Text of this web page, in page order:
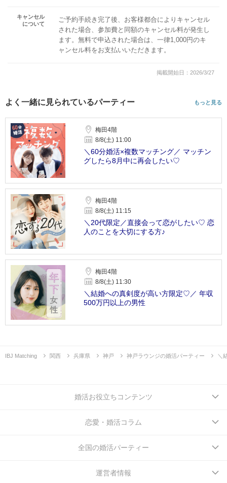
キャンセル
について
ご予約手続き完了後、お客様都合によりキャンセル
された場合、参加費と同額のキャンセル料が発生し
ます。無料で申込された場合は、一律1,000円のキ
ャンセル料をお支払いいただきます。
掲載開始日：2026/3/27
よく一緒に見られているパーティー もっと見る
梅田4階
8/8(土) 11:00
＼60分婚活×複数マッチング／ マッチン
グしたら8月中に再会したい♡
梅田4階
8/8(土) 11:15
＼20代限定／直接会って恋がしたい♡ 恋
人のことを大切にする方♪
梅田4階
8/8(土) 11:30
＼結婚への真剣度が高い方限定♡／ 年収
500万円以上の男性
IBJ Matching 関西 兵庫県 神戸 神戸ラウンジの婚活パーティー ＼
婚活お役立ちコンテンツ
恋愛・婚活コラム
全国の婚活パーティー
運営者情報